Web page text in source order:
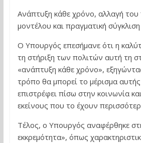
Ανάπτυξη κάθε χρόνο, αλλαγή
μοντέλου και πραγματική
Ο Υπουργός επεσήμανε ότι η
τη στήριξη των πολιτών αυτή τη
«ανάπτυξη κάθε χρόνο»,
τρόπο θα μπορεί το μέρισμα
επιστρέφει πίσω στην κοινωνία
εκείνους που το έχουν
Τέλος, ο Υπουργός αναφέρθηκε
εκκρεμότητα», όπως